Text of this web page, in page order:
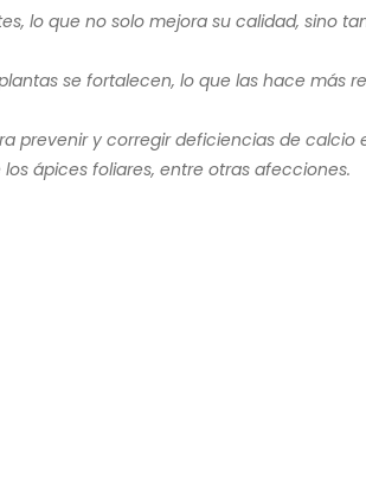
lo que no solo mejora su calidad, sino
se fortalecen, lo que las hace más
prevenir y corregir deficiencias de calcio
ápices foliares, entre otras afecciones.